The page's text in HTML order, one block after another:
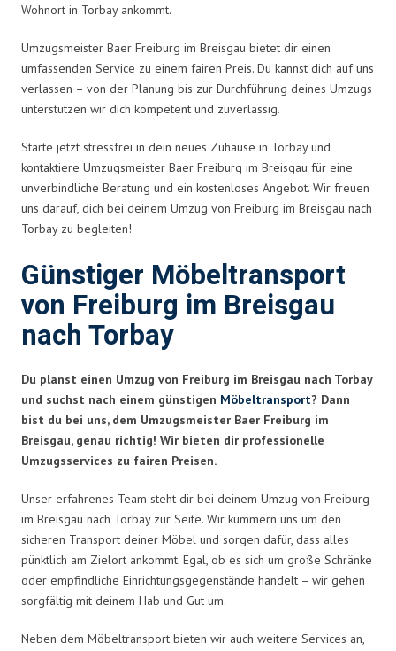
Wohnort in Torbay ankommt.
Umzugsmeister Baer Freiburg im Breisgau bietet dir einen
umfassenden Service zu einem fairen Preis. Du kannst dich auf uns
verlassen – von der Planung bis zur Durchführung deines Umzugs
unterstützen wir dich kompetent und zuverlässig.
Starte jetzt stressfrei in dein neues Zuhause in Torbay und
kontaktiere Umzugsmeister Baer Freiburg im Breisgau für eine
unverbindliche Beratung und ein kostenloses Angebot. Wir freuen
uns darauf, dich bei deinem Umzug von Freiburg im Breisgau nach
Torbay zu begleiten!
Günstiger Möbeltransport
von Freiburg im Breisgau
nach Torbay
Du planst einen Umzug von Freiburg im Breisgau nach Torbay
und suchst nach einem günstigen Möbeltransport? Dann
bist du bei uns, dem Umzugsmeister Baer Freiburg im
Breisgau, genau richtig! Wir bieten dir professionelle
Umzugsservices zu fairen Preisen.
Unser erfahrenes Team steht dir bei deinem Umzug von Freiburg
im Breisgau nach Torbay zur Seite. Wir kümmern uns um den
sicheren Transport deiner Möbel und sorgen dafür, dass alles
pünktlich am Zielort ankommt. Egal, ob es sich um große Schränke
oder empfindliche Einrichtungsgegenstände handelt – wir gehen
sorgfältig mit deinem Hab und Gut um.
Neben dem Möbeltransport bieten wir auch weitere Services an,